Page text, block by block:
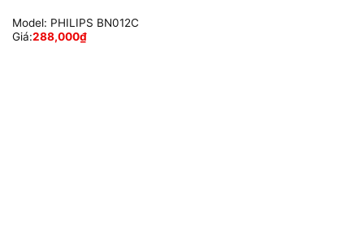
Model: PHILIPS BN012C
Giá:288,000₫